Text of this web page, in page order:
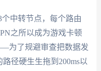
中转节点，每个路由
之所以成为游戏卡顿
为了规避审查把数据发
径硬生生拖到200ms以